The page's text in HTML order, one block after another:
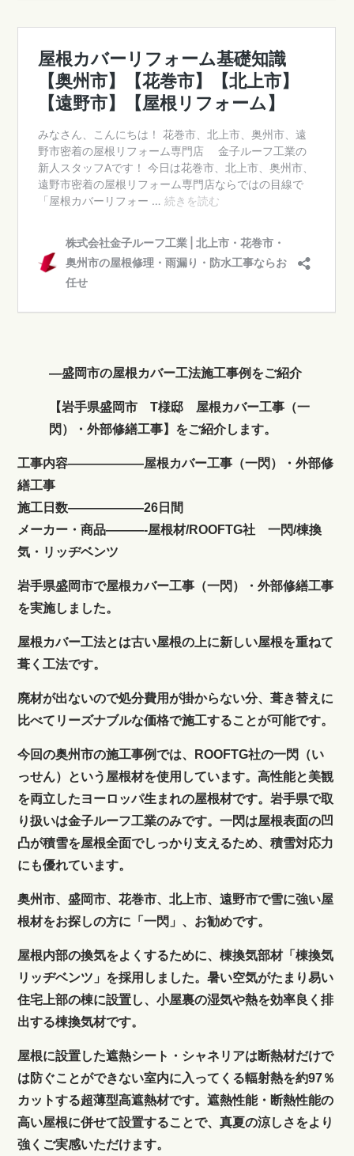
―盛岡市の屋根カバー工法施工事例をご紹介
【岩手県盛岡市 T様邸 屋根カバー工事（一
閃）・外部修繕工事】をご紹介します。
工事内容——————屋根カバー工事（一閃）・外部修
繕工事
施工日数——————26日間
メーカー・商品———-屋根材/ROOFTG社 一閃/棟換
気・リッヂベンツ
岩手県盛岡市で屋根カバー工事（一閃）・外部修繕工事
を実施しました。
屋根カバー工法とは古い屋根の上に新しい屋根を重ねて
葺く工法です。
廃材が出ないので処分費用が掛からない分、葺き替えに
比べてリーズナブルな価格で施工することが可能です。
今回の奥州市の施工事例では、ROOFTG社の一閃（い
っせん）という屋根材を使用しています。高性能と美観
を両立したヨーロッパ生まれの屋根材です。岩手県で取
り扱いは金子ルーフ工業のみです。一閃は屋根表面の凹
凸が積雪を屋根全面でしっかり支えるため、積雪対応力
にも優れています。
奥州市、盛岡市、花巻市、北上市、遠野市で雪に強い屋
根材をお探しの方に「一閃」、お勧めです。
屋根内部の換気をよくするために、棟換気部材「棟換気
リッヂベンツ」を採用しました。暑い空気がたまり易い
住宅上部の棟に設置し、小屋裏の湿気や熱を効率良く排
出する棟換気材です。
屋根に設置した遮熱シート・シャネリアは断熱材だけで
は防ぐことができない室内に入ってくる輻射熱を約97％
カットする超薄型高遮熱材です。遮熱性能・断熱性能の
高い屋根に併せて設置することで、真夏の涼しさをより
強くご実感いただけます。